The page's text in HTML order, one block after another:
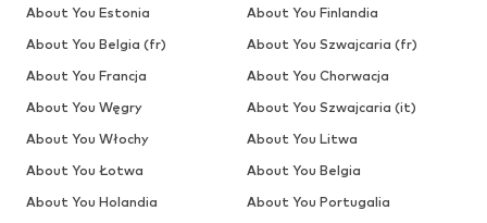
About You Estonia
About You Finlandia
About You Belgia (fr)
About You Szwajcaria (fr)
About You Francja
About You Chorwacja
About You Węgry
About You Szwajcaria (it)
About You Włochy
About You Litwa
About You Łotwa
About You Belgia
About You Holandia
About You Portugalia